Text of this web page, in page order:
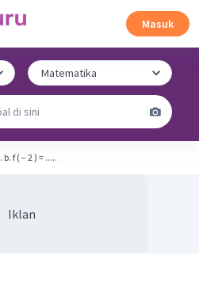
Masuk
Diketahui f ( x ) = 3 x + 2 . b. f ( − 2 ) = .....
Iklan